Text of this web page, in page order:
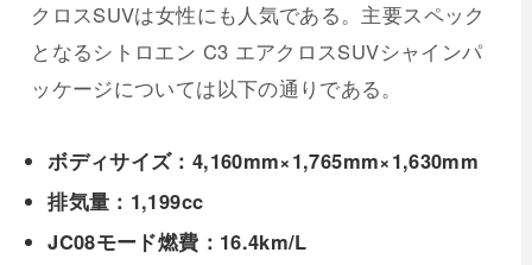
クロスSUVは女性にも人気である。主要スペック
となるシトロエン C3 エアクロスSUVシャインパ
ッケージについては以下の通りである。
ボディサイズ：4,160mm×1,765mm×1,630mm
排気量：1,199cc
JC08モード燃費：16.4km/L